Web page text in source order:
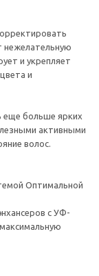
нежелательную
и укрепляет
и
еще больше ярких
активными
волос.
Оптимальной
с УФ-